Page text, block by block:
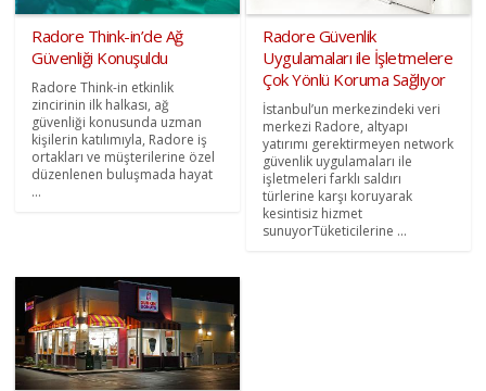
Radore Think-in’de Ağ
Güvenliği Konuşuldu
Radore Think-in etkinlik
zincirinin ilk halkası, ağ
güvenliği konusunda uzman
kişilerin katılımıyla, Radore iş
ortakları ve müşterilerine özel
düzenlenen buluşmada hayat
...
Radore Güvenlik
Uygulamaları ile İşletmelere
Çok Yönlü Koruma Sağlıyor
İstanbul’un merkezindeki veri
merkezi Radore, altyapı
yatırımı gerektirmeyen network
güvenlik uygulamaları ile
işletmeleri farklı saldırı
türlerine karşı koruyarak
kesintisiz hizmet
sunuyorTüketicilerine ...